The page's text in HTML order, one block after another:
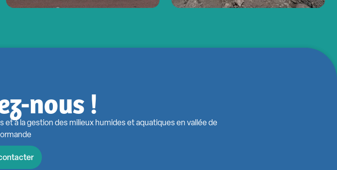
nous !
à la gestion des milieux humides et aquatiques en vallée de